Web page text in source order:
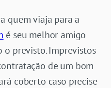
quem viaja para a
é seu melhor amigo
o previsto. Imprevistos
de um bom
coberto caso precise